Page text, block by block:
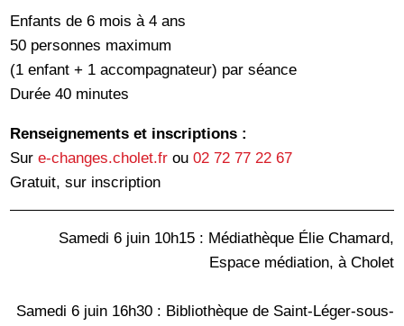
Enfants de 6 mois à 4 ans
50 personnes maximum
(1 enfant + 1 accompagnateur) par séance
Durée 40 minutes
Renseignements et inscriptions :
Sure-changes.cholet.fr ou02 72 77 22 67
Gratuit, sur inscription
Samedi 6 juin 10h15 : Médiathèque Élie Chamard,
Espace médiation, à Cholet
Samedi 6 juin 16h30 : Bibliothèque de Saint-Léger-sous-